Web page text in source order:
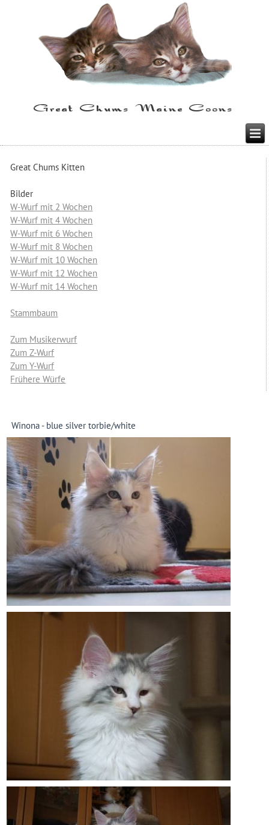
Great Chums Kitten
Bilder
W-Wurf mit 2 Wochen
W-Wurf mit 4 Wochen
W-Wurf mit 6 Wochen
W-Wurf mit 8 Wochen
W-Wurf mit 10 Wochen
W-Wurf mit 12 Wochen
W-Wurf mit 14 Wochen
Stammbaum
Zum Musikerwurf
Zum Z-Wurf
Zum Y-Wurf
Frühere Würfe
Winona - blue silver torbie/white